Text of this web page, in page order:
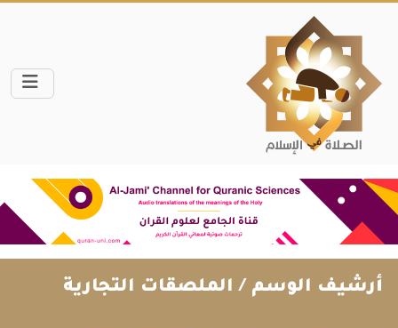
أرشيف الوسم / الملصقات التجارية